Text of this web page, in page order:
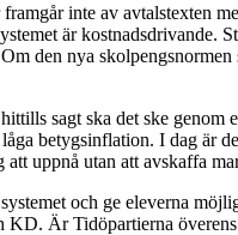
inte av avtalstexten
är kostnadsdrivande.
den nya
sagt ska det ske
betygsinflation. I dag är
uppnå utan att avskaffa
och ge eleverna
Är Tidöpartierna